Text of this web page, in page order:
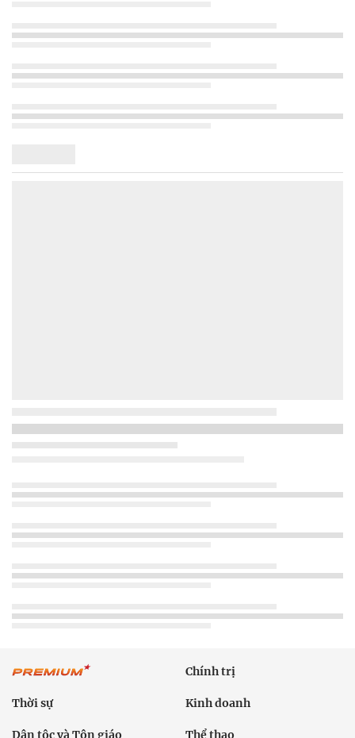
Chính trị
Thời sự Kinh doanh
Dân tộc và Tôn giáo Thể thao